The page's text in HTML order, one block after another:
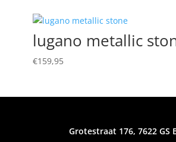
lugano metallic
€159,95
Grotestraat 176, 7622 GS